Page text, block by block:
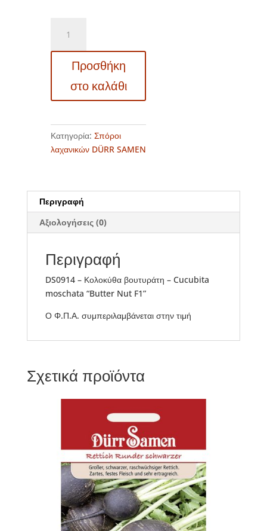
Κολοκύθα
βουτυράτη
Cucurbita
Nut
F1"
Προσθήκη
στο καλάθι
Κατηγορία: Σπόροι
λαχανικών DÜRR SAMEN
Περιγραφή
Αξιολογήσεις (0)
Περιγραφή
DS0914 – Κολοκύθα βουτυράτη – Cucubita
moschata “Butter Nut F1”
Ο Φ.Π.Α. συμπεριλαμβάνεται στην τιμή
Σχετικά προϊόντα